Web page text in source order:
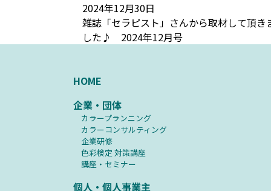
2024年12月30日
雑誌「セラピスト」さんから取材して頂き
した♪ 2024年12月号
HOME
企業・団体
カラープランニング
カラーコンサルティング
企業研修
⾊彩検定 対策講座
講座・セミナー
個人・個人事業主